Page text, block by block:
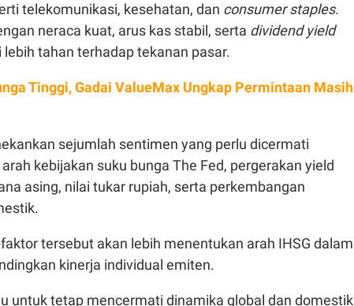
telekomunikasi, kesehatan, dan consumer staples.
neraca kuat, arus kas stabil, serta dividend yield
tahan terhadap tekanan pasar.
Tinggi, Gadai ValueMax Ungkap Permintaan Masih
sejumlah sentimen yang perlu dicermati
kebijakan suku bunga The Fed, pergerakan yield
asing, nilai tukar rupiah, serta perkembangan
tersebut akan lebih menentukan arah IHSG dalam
kinerja individual emiten.
untuk tetap mencermati dinamika global dan domestik